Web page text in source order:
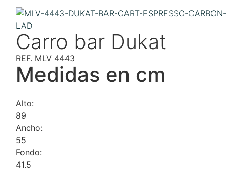
Carro bar Dukat
REF. MLV 4443
Medidas en cm
Alto:
89
Ancho:
55
Fondo:
41.5